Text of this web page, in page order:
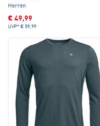
Herren
€ 49,99
UVP* € 59,99